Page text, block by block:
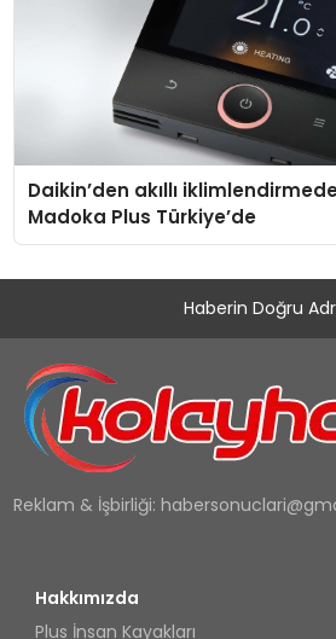
Daikin’den akıllı
Madoka Plus Türkiye’de
Haberin Doğru
Reklam & İşbirliği:
Hakkımızda
Plus İnsan Kayakları